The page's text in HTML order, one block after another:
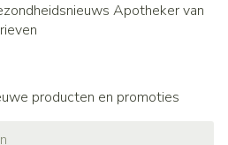
Apotheker van
producten en promoties